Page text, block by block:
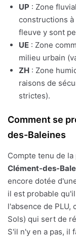
UP : Zone
constructions
fleuve y sont
UE : Zone
milieu urbain
ZH : Zone
raisons de
strictes).
Comment se
des-Baleines
Compte tenu de
Clément-des-
encore dotée
il est probable
l'absence de PLU,
Sols) qui sert de
S'il n'y en a pas, il